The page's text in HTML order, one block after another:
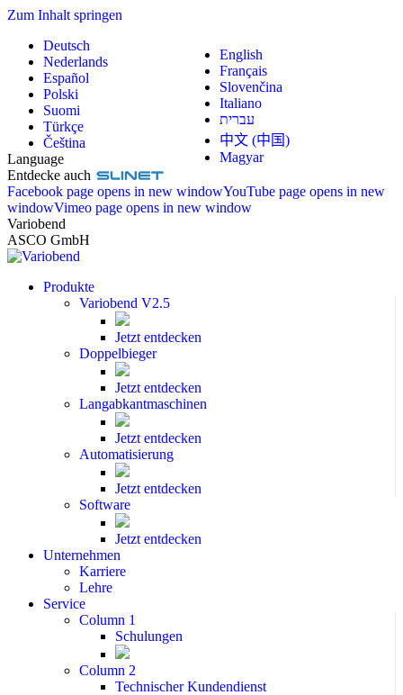
Zum Inhalt springen
Deutsch
English
Nederlands
Français
Español
Slovenčina
Polski
Italiano
Suomi
עברית
Türkçe
中文 (中国)
Čeština
Magyar
Language
Entdecke auch
Facebook page opens in new windowYouTube page opens in new
windowVimeo page opens in new window
Variobend
ASCO GmbH
Produkte
Variobend V2.5
Jetzt entdecken
Doppelbieger
Jetzt entdecken
Langabkantmaschinen
Jetzt entdecken
Automatisierung
Jetzt entdecken
Software
Jetzt entdecken
Unternehmen
Karriere
Lehre
Service
Column 1
Schulungen
Column 2
Technischer Kundendienst